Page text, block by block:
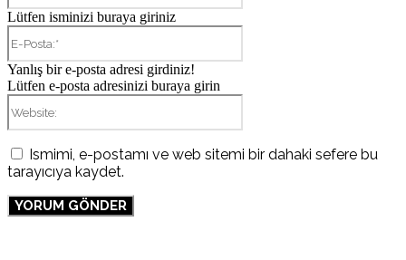
Lütfen isminizi buraya giriniz
Yanlış bir e-posta adresi girdiniz!
Lütfen e-posta adresinizi buraya girin
Ismimi, e-postamı ve web sitemi bir dahaki sefere bu
tarayıcıya kaydet.